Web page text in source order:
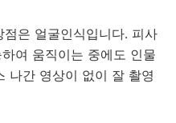
은 얼굴인식입니다. 피사
여 움직이는 중에도 인물
나간 영상이 없이 잘 촬영